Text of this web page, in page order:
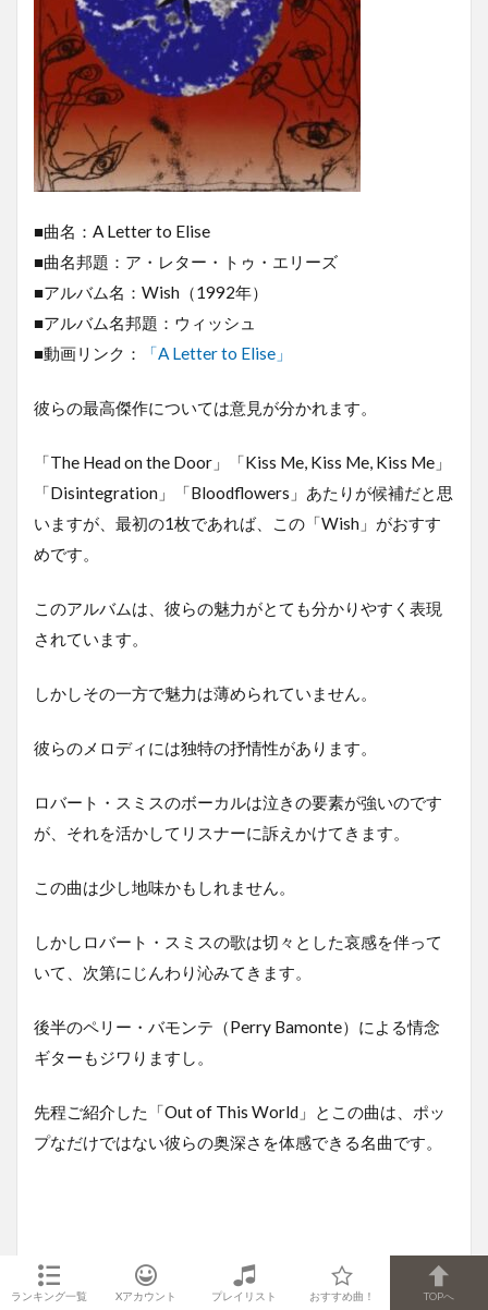
■曲名：A Letter to Elise
■曲名邦題：ア・レター・トゥ・エリーズ
■アルバム名：Wish（1992年）
■アルバム名邦題：ウィッシュ
■動画リンク：
「A Letter to Elise」
彼らの最高傑作については意見が分かれます。
「The Head on the Door」「Kiss Me, Kiss Me, Kiss Me」
「Disintegration」「Bloodflowers」あたりが候補だと思
いますが、最初の1枚であれば、この「Wish」がおすす
めです。
このアルバムは、彼らの魅力がとても分かりやすく表現
されています。
しかしその一方で魅力は薄められていません。
彼らのメロディには独特の抒情性があります。
ロバート・スミスのボーカルは泣きの要素が強いのです
が、それを活かしてリスナーに訴えかけてきます。
この曲は少し地味かもしれません。
しかしロバート・スミスの歌は切々とした哀感を伴って
いて、次第にじんわり沁みてきます。
後半のペリー・バモンテ（Perry Bamonte）による情念
ギターもジワりますし。
先程ご紹介した「Out of This World」とこの曲は、ポッ
プなだけではない彼らの奥深さを体感できる名曲です。
10位「The Caterpillar」(アルバ
ランキング一覧 Xアカウント プレイリスト おすすめ曲！ TOPへ